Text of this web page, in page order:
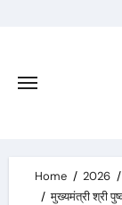
Home 2026
मुख्यमंत्री श्री